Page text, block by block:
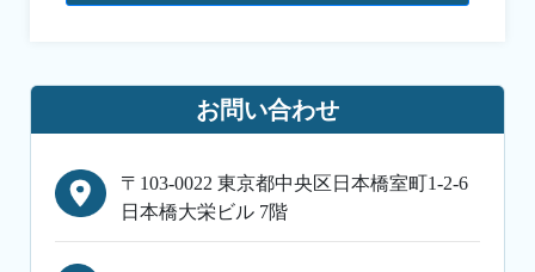
お問い合わせ
〒103-0022 東京都中央区日本橋室町1-2-6
日本橋大栄ビル 7階